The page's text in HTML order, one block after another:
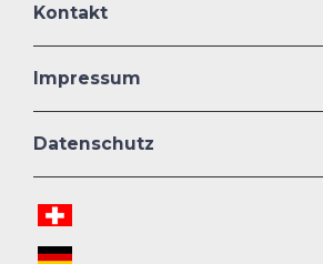
Kontakt
Impressum
Datenschutz